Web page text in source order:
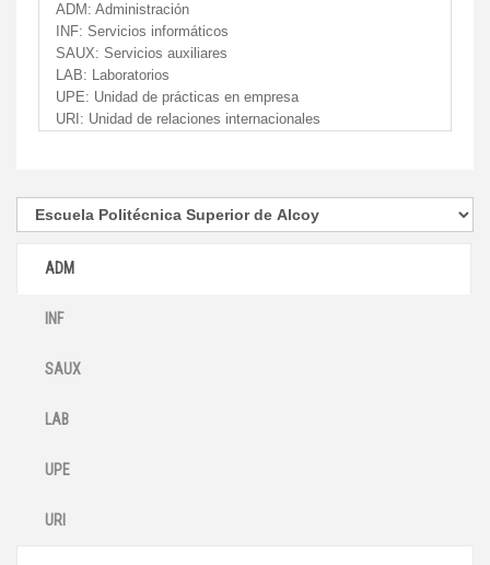
ADM: Administración
INF: Servicios informáticos
SAUX: Servicios auxiliares
LAB: Laboratorios
UPE: Unidad de prácticas en empresa
URI: Unidad de relaciones internacionales
ADM
INF
SAUX
LAB
UPE
URI